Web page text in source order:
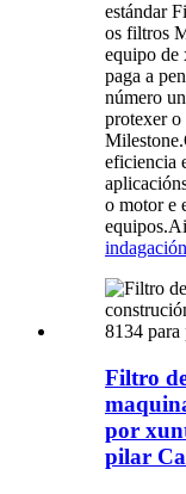
estándar
os filtros
equipo de
paga a
número
protexer o
eficiencia
o motor e
indagación
Filtro
por
pilar